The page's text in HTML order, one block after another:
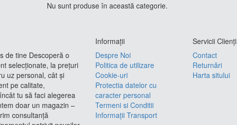
Nu sunt produse în această categorie.
de tine Descoperă o
selecționate, la prețuri
uz personal, cât și
pe calitate,
tu să faci alegerea
doar un magazin –
consultanță
Informaţii
Despre Noi
Politica de utilizare
Cookie-uri
Protectia datelor cu
caracter personal
Termeni si Conditii
Informații Transport
Servicii Clienţi
Contact
Returnări
Harta sitului